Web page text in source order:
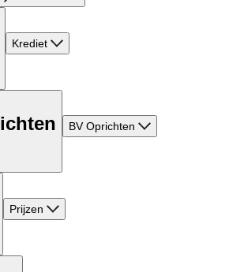
Krediet
BV Oprichten
Prijzen